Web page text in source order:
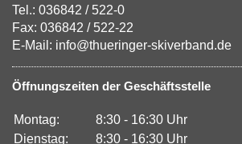
Tel.: 036842 / 522-0
Fax: 036842 / 522-22
E-Mail: info@thueringer-skiverband.de
Öffnungszeiten der Geschäftsstelle
Montag:
8:30 - 16:30 Uhr
Dienstag:
8:30 - 16:30 Uhr